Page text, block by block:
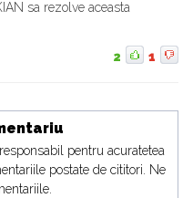
sa rezolve aceasta
2 1
pentru acuratetea
postate de cititori. Ne